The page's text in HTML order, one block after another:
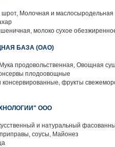
Молочная и маслосыродельная
молоко сухое
БАЗА (ОАО)
продовольственная, Овощная
плодоовощные
консервированные, фрукты
ООО
и натуральный
соусы, Майонез